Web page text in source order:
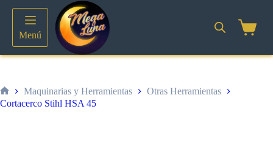
contenido
Menú
Inicio
Maquinarias y Herramientas
Otras Herramientas
Cortacerco Stihl HSA 45